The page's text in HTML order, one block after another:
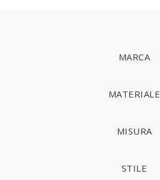
MARCA
MATERIALE
MISURA
STILE